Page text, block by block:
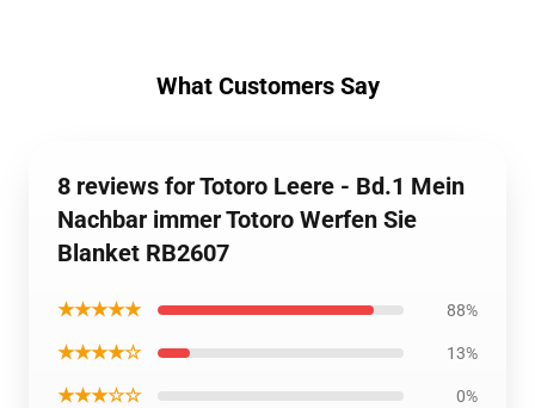
What Customers Say
8 reviews for Totoro Leere - Bd.1 Mein
Nachbar immer Totoro Werfen Sie
Blanket RB2607
★★★★★ 88%
★★★★☆ 13%
★★★☆☆ 0%